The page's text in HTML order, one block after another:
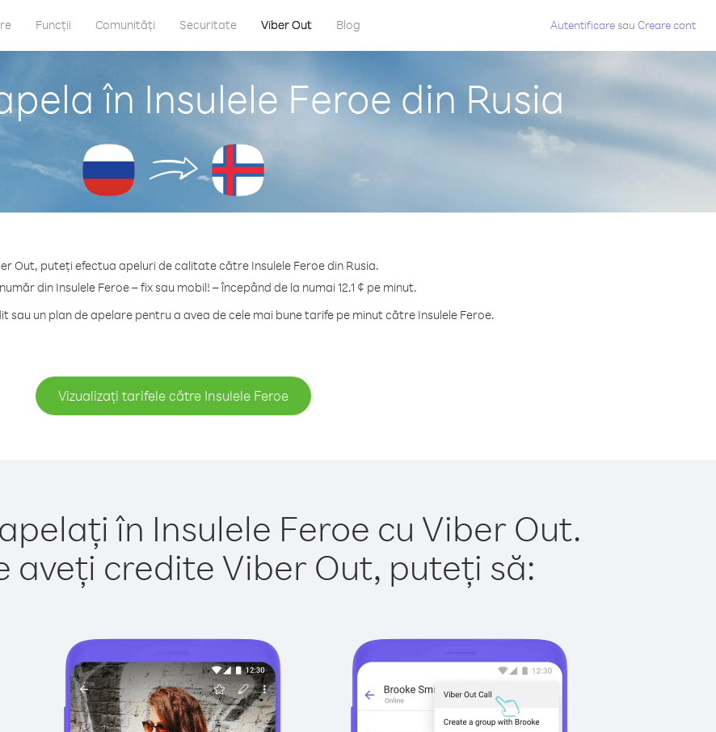
Funcții Comunități Securitate Viber Out Blog Autentificaresau Creare cont
în Insulele Feroe din Rusia
Out, puteți efectua apeluri de calitate către Insulele Feroe din Rusia.
din Insulele Feroe – fix sau mobil! – începând de la numai 12.1 ¢ pe minut.
sau un plan de apelare pentru a avea de cele mai bune tarife pe minut către Insulele Feroe.
Vizualizați tarifele către Insulele Feroe
în Insulele Feroe cu Viber Out.
aveți credite Viber Out, puteți să: